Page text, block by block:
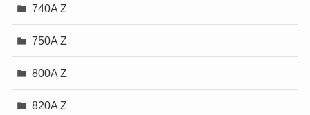
740A Z
750A Z
800A Z
820A Z